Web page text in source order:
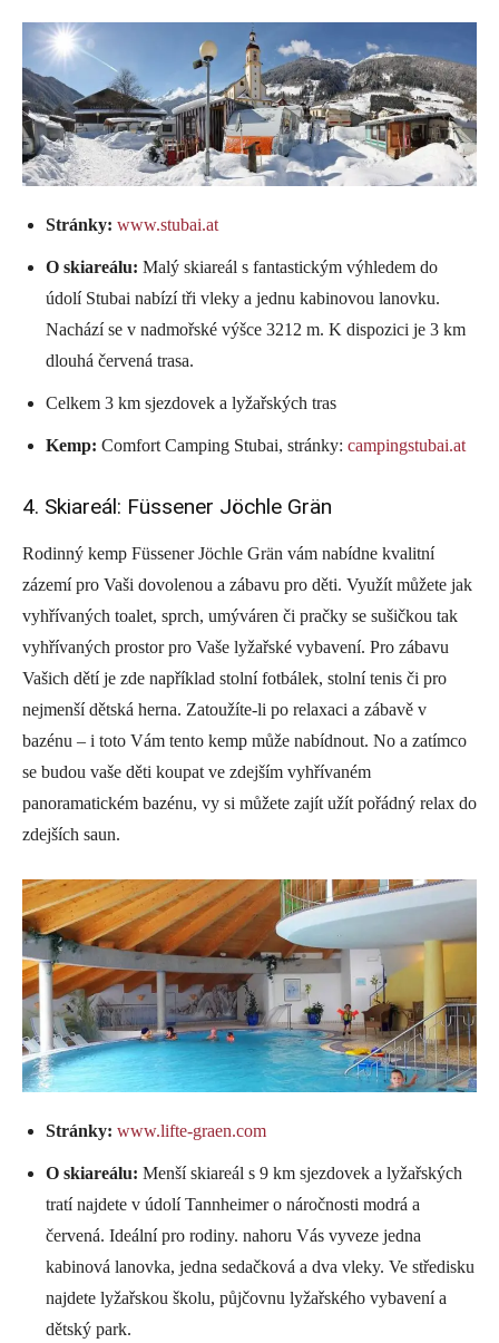
Stránky: www.stubai.at
O skiareálu: Malý skiareál s fantastickým výhledem do
údolí Stubai nabízí tři vleky a jednu kabinovou lanovku.
Nachází se v nadmořské výšce 3212 m. K dispozici je 3 km
dlouhá červená trasa.
Celkem 3 km sjezdovek a lyžařských tras
Kemp: Comfort Camping Stubai, stránky: campingstubai.at
4. Skiareál: Füssener Jöchle Grän
Rodinný kemp Füssener Jöchle Grän vám nabídne kvalitní
zázemí pro Vaši dovolenou a zábavu pro děti. Využít můžete jak
vyhřívaných toalet, sprch, umýváren či pračky se sušičkou tak
vyhřívaných prostor pro Vaše lyžařské vybavení. Pro zábavu
Vašich dětí je zde například stolní fotbálek, stolní tenis či pro
nejmenší dětská herna. Zatoužíte-li po relaxaci a zábavě v
bazénu – i toto Vám tento kemp může nabídnout. No a zatímco
se budou vaše děti koupat ve zdejším vyhřívaném
panoramatickém bazénu, vy si můžete zajít užít pořádný relax do
zdejších saun.
Stránky: www.lifte-graen.com
O skiareálu: Menší skiareál s 9 km sjezdovek a lyžařských
tratí najdete v údolí Tannheimer o náročnosti modrá a
červená. Ideální pro rodiny. nahoru Vás vyveze jedna
kabinová lanovka, jedna sedačková a dva vleky. Ve středisku
najdete lyžařskou školu, půjčovnu lyžařského vybavení a
dětský park.